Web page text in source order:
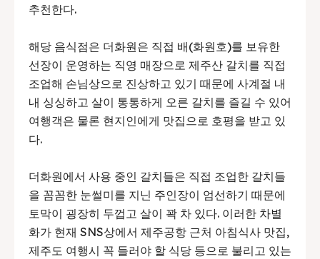
추천한다.
해당 음식점은 더화원은 직접 배(화원호)를 보유한
선장이 운영하는 직영 매장으로 제주산 갈치를 직접
조업해 손님상으로 진상하고 있기 때문에 사계절 내
내 싱싱하고 살이 통통하게 오른 갈치를 즐길 수 있어
여행객은 물론 현지인에게 맛집으로 호평을 받고 있
다.
더화원에서 사용 중인 갈치들은 직접 조업한 갈치들
을 꼼꼼한 눈썰미를 지닌 주인장이 엄선하기 때문에
토막이 굉장히 두껍고 살이 꽉 차 있다. 이러한 차별
화가 현재 SNS상에서 제주공항 근처 아침식사 맛집,
제주도 여행시 꼭 들러야 할 식당 등으로 불리고 있는